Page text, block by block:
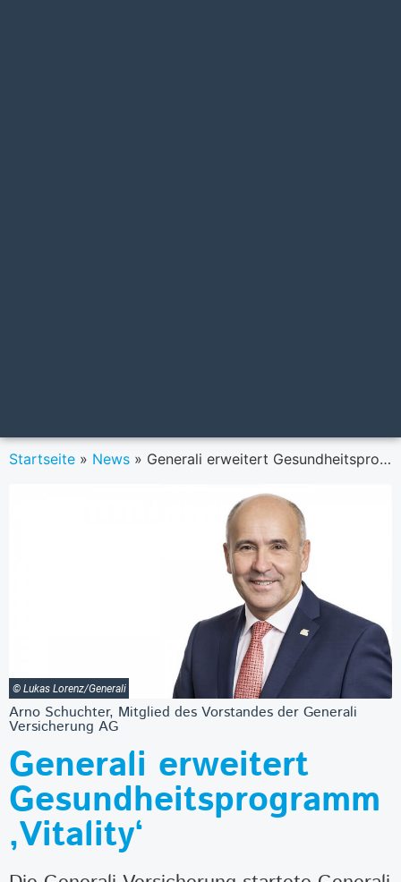
Startseite » News » Generali erweitert Gesundheitsprogramm ‚Vitality‘
© Lukas Lorenz/Generali
Arno Schuchter, Mitglied des Vorstandes der Generali
Versicherung AG
Generali erweitert
Gesundheitsprogramm
‚Vitality‘